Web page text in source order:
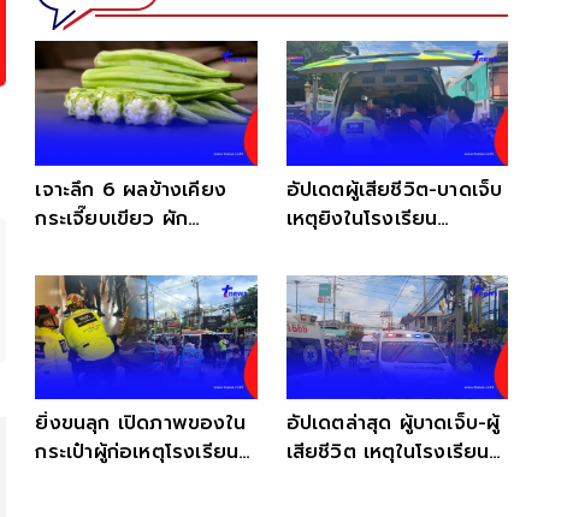
เจาะลึก 6 ผลข้างเคียง
กระเจี๊ยบเขียว ผัก
กลุ่มต้องระวัง
อัปเดตผู้เสียชีวิต-บาดเจ็บ
เหตุยิงในโรงเรียน
ยิ่งขนลุก เปิดภาพของใน
กระเป๋าผู้ก่อเหตุโรงเรียน
อัปเดตล่าสุด ผู้บาดเจ็บ-ผู้
เสียชีวิต เหตุในโรงเรียน